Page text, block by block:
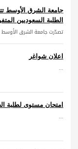
جامعة الشرق الأوسط
الطلبة السعوديين
تصدّرت جامعة الشرق الأوسط
اعلان شواغر
...
امتحان مستوى لطلبة
...